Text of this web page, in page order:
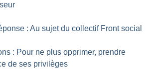
: Au sujet du collectif Front social
: Pour ne plus opprimer, prendre
de ses privilèges